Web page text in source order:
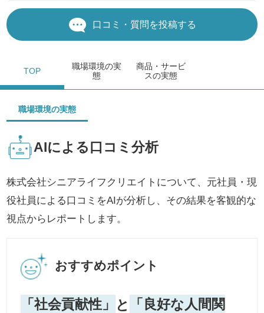
口コミ・質問を投稿する
TOP
商品・サービ
スの実態
職場環境の実
態
職場環境の実態
AIによる口コミ分析
株式会社シニアライフクリエイトについて、元社員・現
役社員による口コミをAIが分析し、その結果を客観的な
視点からレポートします。
おすすめポイント
「社会貢献性」 と
「良好な人間関